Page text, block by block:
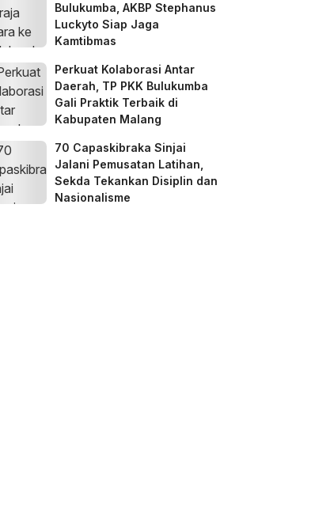
Bulukumba, AKBP Stephanus
Luckyto Siap Jaga
Kamtibmas
Perkuat Kolaborasi Antar
Daerah, TP PKK Bulukumba
Gali Praktik Terbaik di
Kabupaten Malang
70 Capaskibraka Sinjai
Jalani Pemusatan Latihan,
Sekda Tekankan Disiplin dan
Nasionalisme